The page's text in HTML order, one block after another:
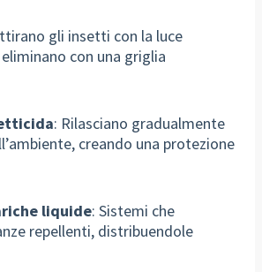
gli insetti con la luce
con una griglia
: Rilasciano gradualmente
creando una protezione
liquide: Sistemi che
repellenti, distribuendole